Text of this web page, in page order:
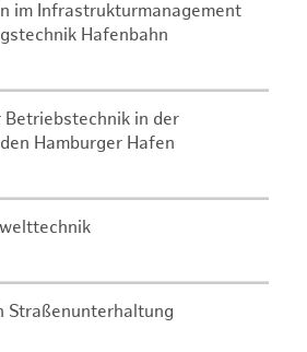
im Infrastrukturmanagement
Hafenbahn
in der
Hamburger Hafen
Straßenunterhaltung